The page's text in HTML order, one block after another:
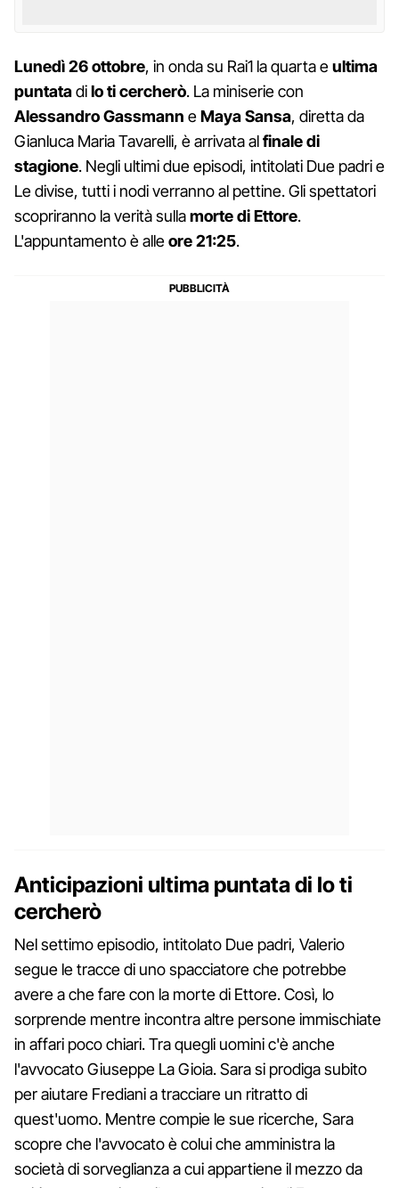
Lunedì 26 ottobre, in onda su Rai1 la quarta eultima
puntatadiIo ti cercherò. La miniserie con
Alessandro Gassmann eMaya Sansa, diretta da
Gianluca Maria Tavarelli, è arrivata alfinale di
stagione. Negli ultimi due episodi, intitolati Due padri e
Le divise, tutti i nodi verranno al pettine. Gli spettatori
scopriranno la verità sullamorte di Ettore.
L'appuntamento è alleore 21:25.
Anticipazioni ultima puntata di Io ti
cercherò
Nel settimo episodio, intitolato Due padri, Valerio
segue le tracce di uno spacciatore che potrebbe
avere a che fare con la morte di Ettore. Così, lo
sorprende mentre incontra altre persone immischiate
in affari poco chiari. Tra quegli uomini c'è anche
l'avvocato Giuseppe La Gioia. Sara si prodiga subito
per aiutare Frediani a tracciare un ritratto di
quest'uomo. Mentre compie le sue ricerche, Sara
scopre che l'avvocato è colui che amministra la
società di sorveglianza a cui appartiene il mezzo da